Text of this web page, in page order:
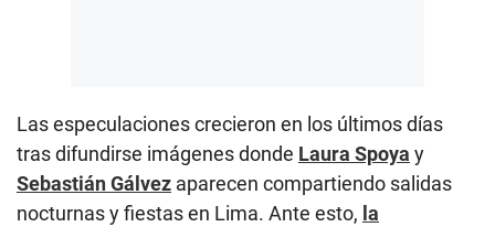
Las especulaciones crecieron en los últimos días
tras difundirse imágenes donde Laura Spoya y
Sebastián Gálvez aparecen compartiendo salidas
nocturnas y fiestas en Lima. Ante esto, la